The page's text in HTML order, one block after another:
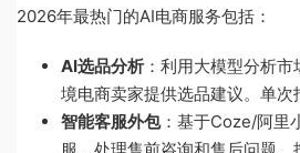
2026年最热门的AI电商服务包括：
AI选品分析 ：利用大模型分析
境电商卖家提供选品建议。单
智能客服外包：基于Coze/阿里